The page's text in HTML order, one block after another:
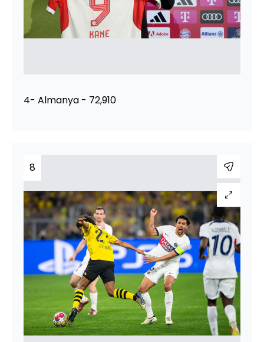
4- Almanya - 72,910
8